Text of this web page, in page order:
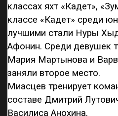
классах яхт «Кадет»,
классе «Кадет» среди
лучшими стали Нуры
Афонин. Среди девушек
Мария Мартынова и
заняли второе место.
Миасцев тренирует
составе Дмитрий
Василиса Анохина.